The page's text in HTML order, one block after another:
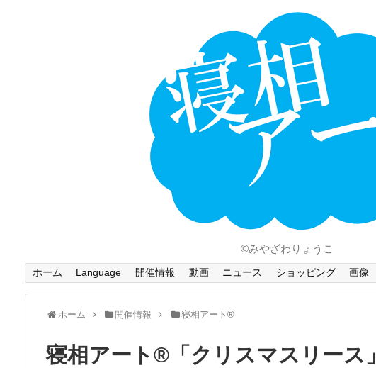
©みやざわりょうこ
ホーム Language 開催情報 動画 ニュース ショッピング 画像
ホーム 開催情報 寝相アート®
寝相アート®︎「クリスマスリース」
Language
開催情報
動画
ニュース
ショッピング